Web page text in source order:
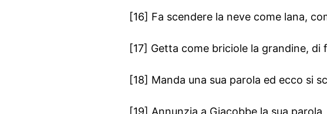
[16] Fa scendere la neve come lana,
[17] Getta come briciole la grandine, di
[18] Manda una sua parola ed ecco si
[19] Annunzia a Giacobbe la sua